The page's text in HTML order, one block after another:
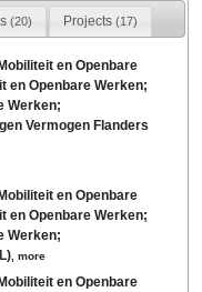
(20) Projects (17)
en Openbare
en Openbare Werken;
Werken;
Vermogen Flanders
en Openbare
en Openbare Werken;
Werken;
,more
en Openbare